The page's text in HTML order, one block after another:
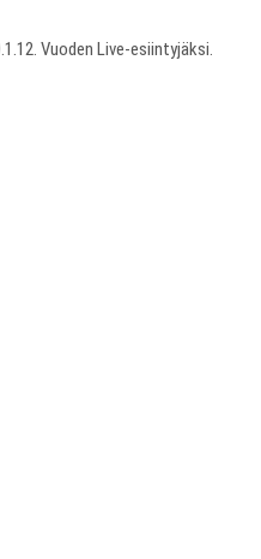
Vuoden Live-esiintyjäksi.